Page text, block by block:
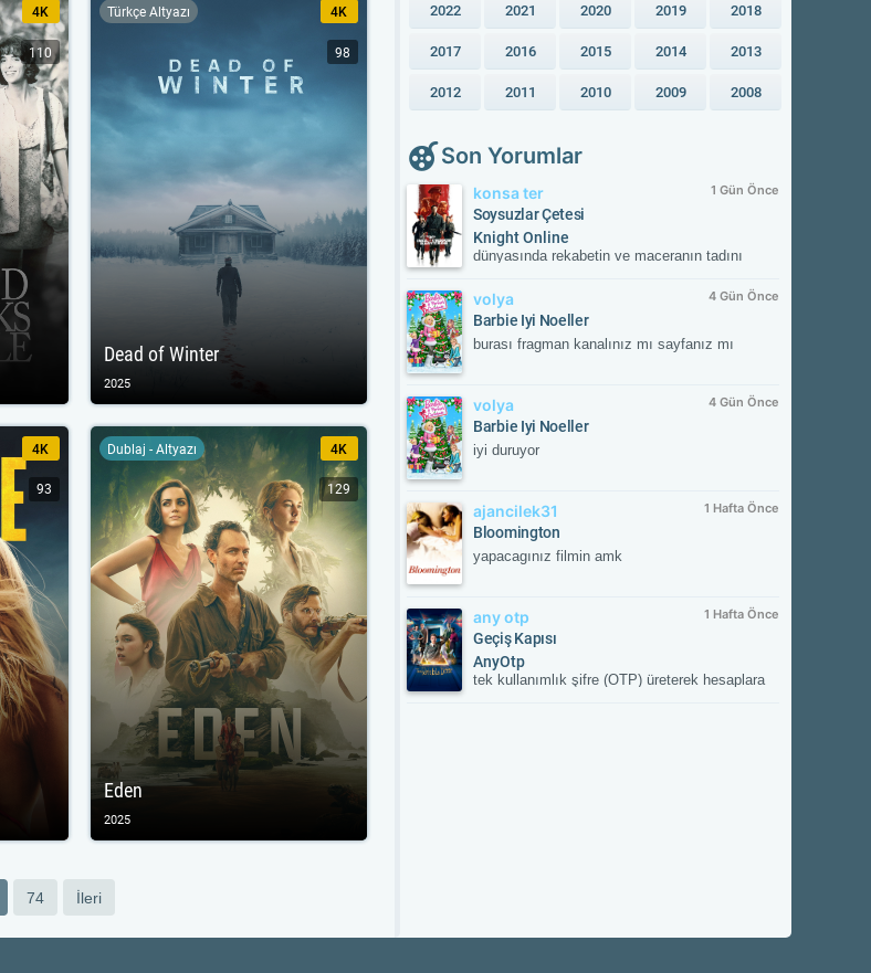
4K
110
Dead of Winter
Türkçe Altyazı 4K
98
2025
4K
93
Eden
Dublaj - Altyazı 4K
129
2025
74 İleri
2022 2021 2020 2019 2018
2017 2016 2015 2014 2013
2012 2011 2010 2009 2008
Son Yorumlar
konsa ter 1 Gün Önce
Soysuzlar Çetesi
Knight Online
dünyasında rekabetin ve maceranın tadını
kesintisiz oyun deneyimiyle savaşın
merkezinde yerini al. Güncel gelişmeleri takip
etmek ve resmi içeriklere ulaşmak için
NTTGame platformunu ziyaret edebilir,
volya 4 Gün Önce
Barbie Iyi Noeller
burası fragman kanalınız mı sayfanız mı
volya 4 Gün Önce
Barbie Iyi Noeller
iyi duruyor
ajancilek31 1 Hafta Önce
Bloomington
yapacagınız filmin amk
any otp 1 Hafta Önce
Geçiş Kapısı
AnyOtp
tek kullanımlık şifre (OTP) üreterek hesaplara